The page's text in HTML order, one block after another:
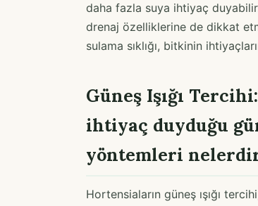
daha fazla suya ihtiyaç
drenaj özelliklerine de dikkat
sulama sıklığı, bitkinin
Güneş Işığı
ihtiyaç duyduğu
yöntemleri
Hortensiaların güneş ışığı